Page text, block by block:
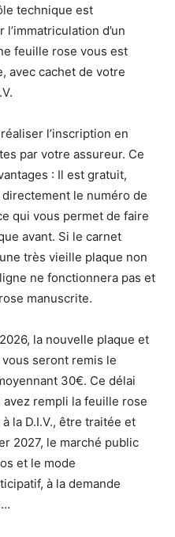
technique est
d’un
feuille rose vous est
avec cachet de votre
l’inscription en
par votre assureur. Ce
: Il est gratuit,
le numéro de
qui vous permet de faire
avant. Si le carnet
très vieille plaque non
ne fonctionnera pas et
manuscrite.
la nouvelle plaque et
seront remis le
30€. Ce délai
rempli la feuille rose
la D.I.V., être traitée et
2027, le marché public
et le mode
à la demande